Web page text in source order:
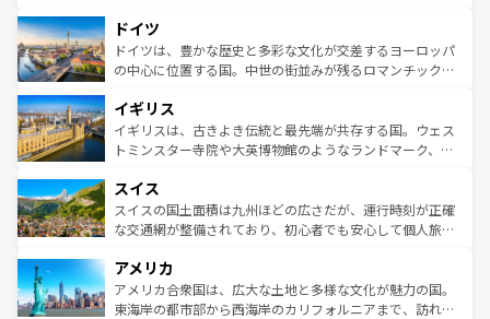
せる。地方によって風土や気候が異なるスペインはその個
性で訪れる人を魅了する。 なお、新着のスペイン情報は コ
ンテンツ一覧を参照してほしい。
で、幅広い魅力が詰まっている。華麗な宮殿、歴史的な大
聖堂、美しいビーチ、そして豊かな自然が、訪れる者を心
から魅了する。また、フランスは美食の国としても知ら
いる。シャンパンの発祥地であるランス、プロヴァンスの
香り高いラベンダー畑など、多彩な楽しみ方が可能だ。さ
らに、パリ以外の地域にも魅力が溢れており、どの街角に
れる地方に足を運ぶとそれぞれで全く異なる文化を体験で
きるだろう。 なお、新着のフランス情報はコンテンツ一覧
を参照してほしい。
ドイツ
ドイツは、豊かな歴史と多彩な文化が交差するヨーロッパ
の中心に位置する国。中世の街並みが残るロマンチック街
顔を持つこの国は、どこを歩いても飽きることがない。ベ
ルリンの文化的活気、バイエルン州のアルプスの絶景、そ
してライン川沿いのワイン畑といった風景は必見。ビール
は、お酒好きな人にはぜひ体験してほしい。 なお、新着の
ドイツ情報はコンテンツ一覧を参照してほしい。
イギリス
イギリスは、古きよき伝統と最先端が共存する国。ウェス
トミンスター寺院や大英博物館のようなランドマーク、歴
リアごとに異なる魅力がある。また、優雅なアフタヌーン
ティー、ビール好きにはたまらない英国パブ、サッカー観
戦など、本場だからこそできる体験も豊富。イギリスを旅
ンツ一覧を参照してほしい。
スイス
スイスの国土面積は九州ほどの広さだが、運行時刻が正確
な交通網が整備されており、初心者でも安心して個人旅行
の建物がそのまま残る町や、スイスならではのユニークな
博物館もあり、アルプス観光だけでなく町歩きも満喫する
ことができる。国民の所得が高いため物価も高いが、旅行
アメリカ
アメリカ合衆国は、広大な土地と多様な文化が魅力の国。
東海岸の都市部から西海岸のカリフォルニアまで、訪れる